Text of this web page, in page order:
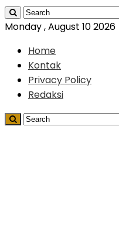
Monday , August 10 2026
Home
Kontak
Privacy Policy
Redaksi